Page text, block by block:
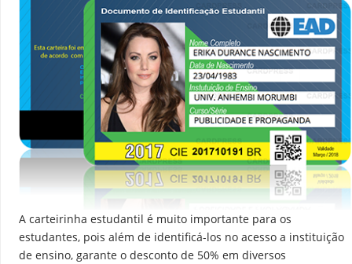
A carteirinha estudantil é muito importante para os
estudantes, pois além de identificá-los no acesso a instituição
de ensino, garante o desconto de 50% em diversos